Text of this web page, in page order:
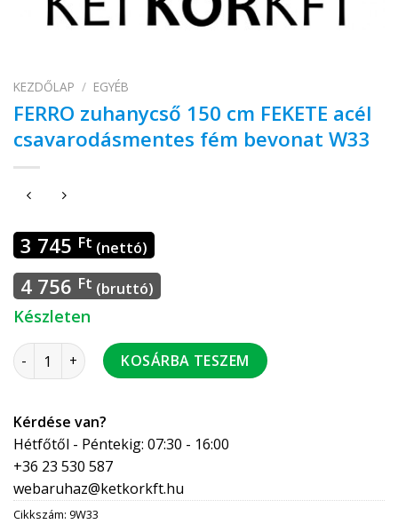
KEZDŐLAP / EGYÉB
FERRO zuhanycső 150 cm FEKETE acél
csavarodásmentes fém bevonat W33
3 745 Ft (nettó)
4 756 Ft (bruttó)
Készleten
FERRO zuhanycső 150 cm FEKETE acél csavarodásmentes
KOSÁRBA TESZEM
Kérdése van?
Hétfőtől - Péntekig: 07:30 - 16:00
+36 23 530 587
webaruhaz@ketkorkft.hu
Cikkszám: 9W33